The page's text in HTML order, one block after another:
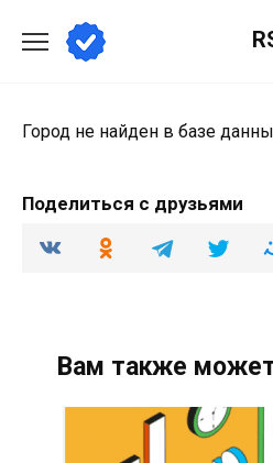
содержанию
Город не найден в базе
Поделиться с друзьями
Вам также